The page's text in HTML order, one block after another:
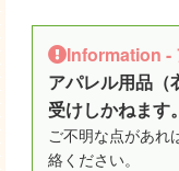
Information -
アパレル用品（
受けしかねます。
ご不明な点があれ
絡ください。